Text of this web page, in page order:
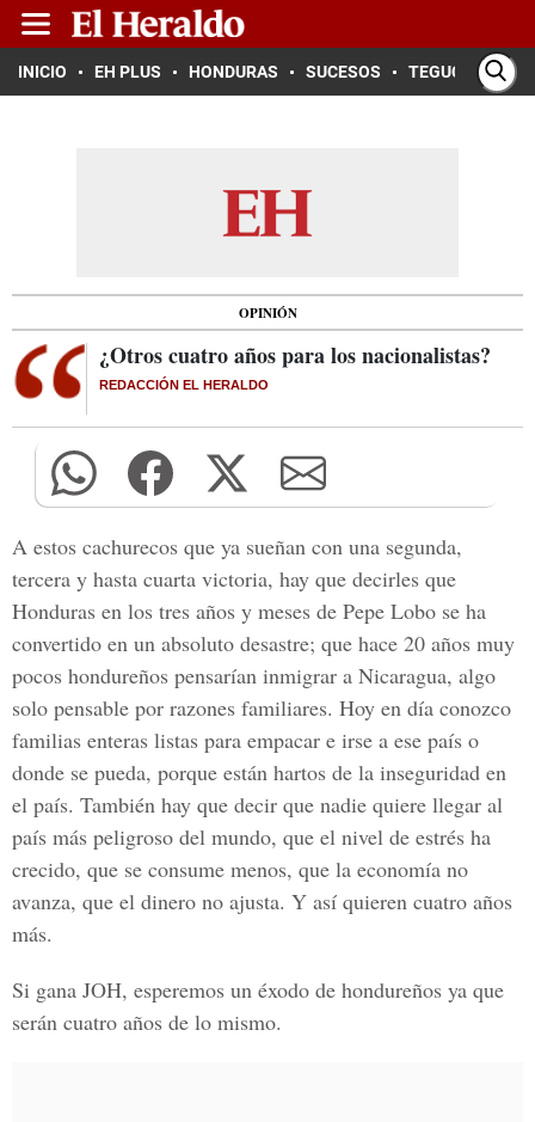
INICIO EH PLUS HONDURAS SUCESOS TEGUCIGALPA
OPINIÓN
¿Otros cuatro años para los nacionalistas?
REDACCIÓN EL HERALDO
A estos cachurecos que ya sueñan con una segunda,
tercera y hasta cuarta victoria, hay que decirles que
Honduras en los tres años y meses de Pepe Lobo se ha
convertido en un absoluto desastre; que hace 20 años muy
pocos hondureños pensarían inmigrar a Nicaragua, algo
solo pensable por razones familiares. Hoy en día conozco
familias enteras listas para empacar e irse a ese país o
donde se pueda, porque están hartos de la inseguridad en
el país. También hay que decir que nadie quiere llegar al
país más peligroso del mundo, que el nivel de estrés ha
crecido, que se consume menos, que la economía no
avanza, que el dinero no ajusta. Y así quieren cuatro años
más.
Si gana JOH, esperemos un éxodo de hondureños ya que
serán cuatro años de lo mismo.